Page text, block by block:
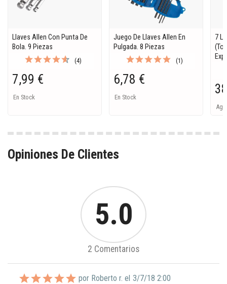
Llaves Allen Con Punta De
Bola. 9 Piezas
(4)
7,99 €
En Stock
Juego De Llaves Allen En
Pulgada. 8 Piezas
(1)
6,78 €
En Stock
7
Opiniones De Clientes
5.0
2 Comentarios
por Roberto r. el 3/7/18 2:00